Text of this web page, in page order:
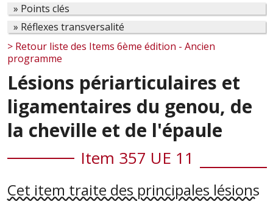
» Points clés
» Réflexes transversalité
> Retour liste des Items 6ème édition - Ancien
programme
Lésions périarticulaires et
ligamentaires du genou, de
la cheville et de l'épaule
Item 357 UE 11
Cet item traite des principales lésions